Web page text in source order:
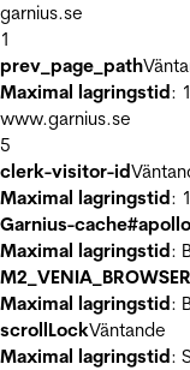
garnius.se
1
prev_page_path
Maximal lagringstid:
www.garnius.se
5
clerk-visitor-id
Maximal lagringstid:
Garnius-
Maximal lagringstid:
Maximal lagringstid:
scrollLockVäntande
Maximal lagringstid: